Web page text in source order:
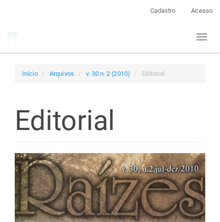
Cadastro Acesso
Toggle
Início Arquivos v. 30 n. 2 (2010) Editorial
Editorial
Barra
lateral
de